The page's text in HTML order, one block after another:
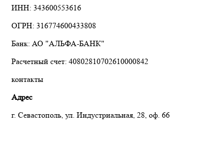
ИНН: 343600553616
ОГРН: 316774600433808
Банк: АО "АЛЬФА-БАНК"
Расчетный счет: 40802810702610000842
контакты
Адрес
г. Севастополь, ул. Индустриальная, 28, оф. 66